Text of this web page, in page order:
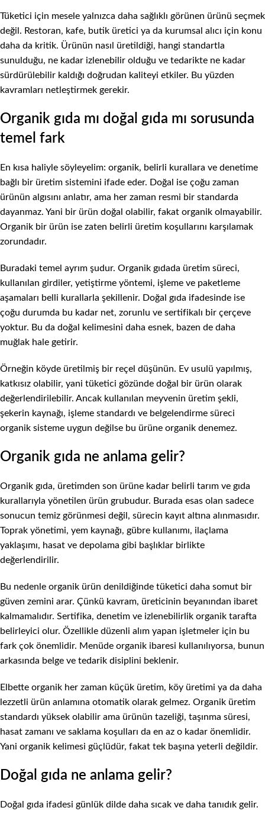
Tüketici için mesele yalnızca daha sağlıklı görünen ürünü seçmek
değil. Restoran, kafe, butik üretici ya da kurumsal alıcı için konu
daha da kritik. Ürünün nasıl üretildiği, hangi standartla
sunulduğu, ne kadar izlenebilir olduğu ve tedarikte ne kadar
sürdürülebilir kaldığı doğrudan kaliteyi etkiler. Bu yüzden
kavramları netleştirmek gerekir.
Organik gıda mı doğal gıda mı sorusunda
temel fark
En kısa haliyle söyleyelim: organik, belirli kurallara ve denetime
bağlı bir üretim sistemini ifade eder. Doğal ise çoğu zaman
ürünün algısını anlatır, ama her zaman resmi bir standarda
dayanmaz. Yani bir ürün doğal olabilir, fakat organik olmayabilir.
Organik bir ürün ise zaten belirli üretim koşullarını karşılamak
zorundadır.
Buradaki temel ayrım şudur. Organik gıdada üretim süreci,
kullanılan girdiler, yetiştirme yöntemi, işleme ve paketleme
aşamaları belli kurallarla şekillenir. Doğal gıda ifadesinde ise
çoğu durumda bu kadar net, zorunlu ve sertifikalı bir çerçeve
yoktur. Bu da doğal kelimesini daha esnek, bazen de daha
muğlak hale getirir.
Örneğin köyde üretilmiş bir reçel düşünün. Ev usulü yapılmış,
katkısız olabilir, yani tüketici gözünde doğal bir ürün olarak
değerlendirilebilir. Ancak kullanılan meyvenin üretim şekli,
şekerin kaynağı, işleme standardı ve belgelendirme süreci
organik sisteme uygun değilse bu ürüne organik denemez.
Organik gıda ne anlama gelir?
Organik gıda, üretimden son ürüne kadar belirli tarım ve gıda
kurallarıyla yönetilen ürün grubudur. Burada esas olan sadece
sonucun temiz görünmesi değil, sürecin kayıt altına alınmasıdır.
Toprak yönetimi, yem kaynağı, gübre kullanımı, ilaçlama
yaklaşımı, hasat ve depolama gibi başlıklar birlikte
değerlendirilir.
Bu nedenle organik ürün denildiğinde tüketici daha somut bir
güven zemini arar. Çünkü kavram, üreticinin beyanından ibaret
kalmamalıdır. Sertifika, denetim ve izlenebilirlik organik tarafta
belirleyici olur. Özellikle düzenli alım yapan işletmeler için bu
fark çok önemlidir. Menüde organik ibaresi kullanılıyorsa, bunun
arkasında belge ve tedarik disiplini beklenir.
Elbette organik her zaman küçük üretim, köy üretimi ya da daha
lezzetli ürün anlamına otomatik olarak gelmez. Organik üretim
standardı yüksek olabilir ama ürünün tazeliği, taşınma süresi,
hasat zamanı ve saklama koşulları da en az o kadar önemlidir.
Yani organik kelimesi güçlüdür, fakat tek başına yeterli değildir.
Doğal gıda ne anlama gelir?
Doğal gıda ifadesi günlük dilde daha sıcak ve daha tanıdık gelir.